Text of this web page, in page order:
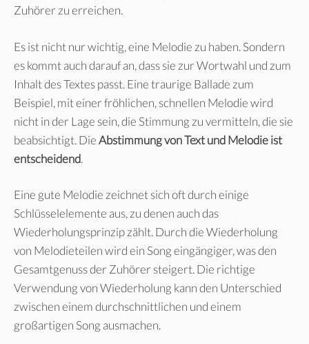
Zuhörer zu erreichen.
Es ist nicht nur wichtig, eine Melodie zu haben. Sondern
es kommt auch darauf an, dass sie zur Wortwahl und zum
Inhalt des Textes passt. Eine traurige Ballade zum
Beispiel, mit einer fröhlichen, schnellen Melodie wird
nicht in der Lage sein, die Stimmung zu vermitteln, die sie
beabsichtigt. DieAbstimmung von Text und Melodie ist
entscheidend.
Eine gute Melodie zeichnet sich oft durch einige
Schlüsselelemente aus, zu denen auch das
Wiederholungsprinzip zählt. Durch die Wiederholung
von Melodieteilen wird ein Song eingängiger, was den
Gesamtgenuss der Zuhörer steigert. Die richtige
Verwendung von Wiederholung kann den Unterschied
zwischen einem durchschnittlichen und einem
großartigen Song ausmachen.